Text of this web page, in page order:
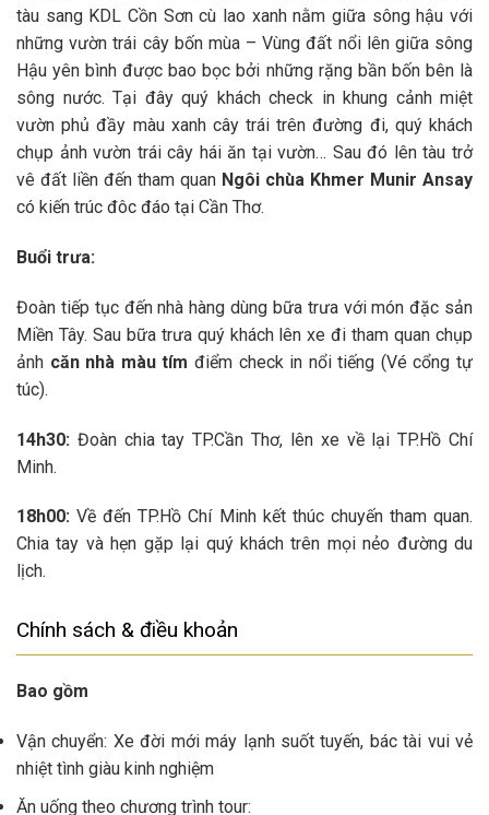
tàu sang KDL Cồn Sơn cù lao xanh nằm giữa sông hậu với
những vườn trái cây bốn mùa – Vùng đất nổi lên giữa sông
Hậu yên bình được bao bọc bởi những rặng bần bốn bên là
sông nước. Tại đây quý khách check in khung cảnh miệt
vườn phủ đầy màu xanh cây trái trên đường đi, quý khách
chụp ảnh vườn trái cây hái ăn tại vườn… Sau đó lên tàu trở
vê đất liền đến tham quan Ngôi chùa Khmer Munir Ansay
có kiến trúc đôc đáo tại Cần Thơ.
Buổi trưa:
Đoàn tiếp tục đến nhà hàng dùng bữa trưa với món đặc sản
Miền Tây. Sau bữa trưa quý khách lên xe đi tham quan chụp
ảnh căn nhà màu tím điểm check in nổi tiếng (Vé cổng tự
túc).
14h30: Đoàn chia tay TP.Cần Thơ, lên xe về lại TP.Hồ Chí
Minh.
18h00: Về đến TP.Hồ Chí Minh kết thúc chuyến tham quan.
Chia tay và hẹn gặp lại quý khách trên mọi nẻo đường du
lịch.
Chính sách & điều khoản
Bao gồm
Vận chuyển: Xe đời mới máy lạnh suốt tuyến, bác tài vui vẻ
nhiệt tình giàu kinh nghiệm
Ăn uống theo chương trình tour: